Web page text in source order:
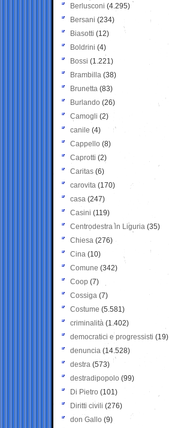
Berlusconi (4.295)
Bersani (234)
Biasotti (12)
Boldrini (4)
Bossi (1.221)
Brambilla (38)
Brunetta (83)
Burlando (26)
Camogli (2)
canile (4)
Cappello (8)
Caprotti (2)
Caritas (6)
carovita (170)
casa (247)
Casini (119)
Centrodestra in Liguria (35)
Chiesa (276)
Cina (10)
Comune (342)
Coop (7)
Cossiga (7)
Costume (5.581)
criminalità (1.402)
democratici e progressisti (19)
denuncia (14.528)
destra (573)
destradipopolo (99)
Di Pietro (101)
Diritti civili (276)
don Gallo (9)